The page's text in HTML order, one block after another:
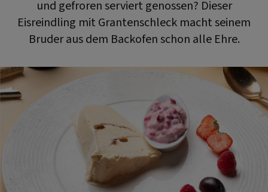
und gefroren serviert genossen? Dieser
Eisreindling mit Grantenschleck macht seinem
Bruder aus dem Backofen schon alle Ehre.